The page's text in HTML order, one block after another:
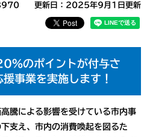
更新日：2025年9月1日更新
％のポイントが付与さ
事業を実施します！
騰による影響を受けている市内事
支え、市内の消費喚起を図るた